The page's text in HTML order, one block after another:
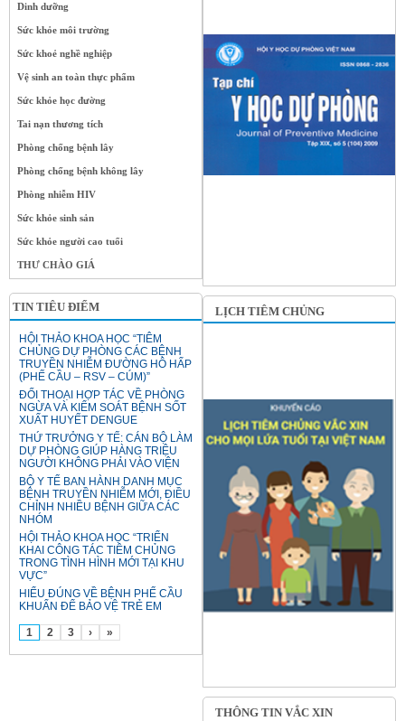
Dinh dưỡng
Sức khỏe môi trường
Sức khoẻ nghề nghiệp
Vệ sinh an toàn thực phẩm
Sức khỏe học đường
Tai nạn thương tích
Phòng chống bệnh lây
Phòng chống bệnh không lây
Phòng nhiễm HIV
Sức khỏe sinh sản
Sức khỏe người cao tuổi
THƯ CHÀO GIÁ
TIN TIÊU ĐIỂM
HỘI THẢO KHOA HỌC “TIÊM
CHỦNG DỰ PHÒNG CÁC BỆNH
TRUYỀN NHIỄM ĐƯỜNG HÔ HẤP
(PHẾ CẦU – RSV – CÚM)”
ĐỐI THOẠI HỢP TÁC VỀ PHÒNG
NGỪA VÀ KIỂM SOÁT BỆNH SỐT
XUẤT HUYẾT DENGUE
THỨ TRƯỞNG Y TẾ: CÁN BỘ LÀM
DỰ PHÒNG GIÚP HÀNG TRIỆU
NGƯỜI KHÔNG PHẢI VÀO VIỆN
BỘ Y TẾ BAN HÀNH DANH MỤC
BỆNH TRUYỀN NHIỄM MỚI, ĐIỀU
CHỈNH NHIỀU BỆNH GIỮA CÁC
NHÓM
HỘI THẢO KHOA HỌC “TRIỂN
KHAI CÔNG TÁC TIÊM CHỦNG
TRONG TÌNH HÌNH MỚI TẠI KHU
VỰC”
HIỂU ĐÚNG VỀ BỆNH PHẾ CẦU
KHUẨN ĐỂ BẢO VỆ TRẺ EM
1 2 3 › »
LỊCH TIÊM CHỦNG
THÔNG TIN VẮC XIN